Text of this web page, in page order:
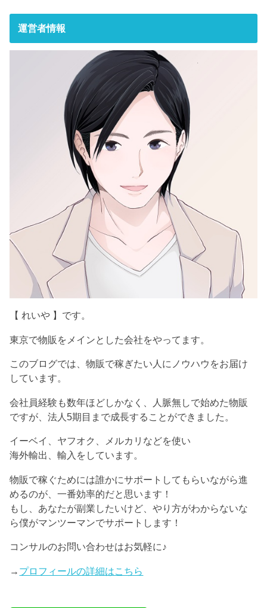
運営者情報
【 れいや 】です。
東京で物販をメインとした会社をやってます。
このブログでは、物販で稼ぎたい人にノウハウをお届け
しています。
会社員経験も数年ほどしかなく、人脈無しで始めた物販
ですが、法人5期目まで成長することができました。
イーベイ、ヤフオク、メルカリなどを使い
海外輸出、輸入をしています。
物販で稼ぐためには誰かにサポートしてもらいながら進
めるのが、一番効率的だと思います！
もし、あなたが副業したいけど、やり方がわからないな
ら僕がマンツーマンでサポートします！
コンサルのお問い合わせはお気軽に♪
→ プロフィールの詳細はこちら